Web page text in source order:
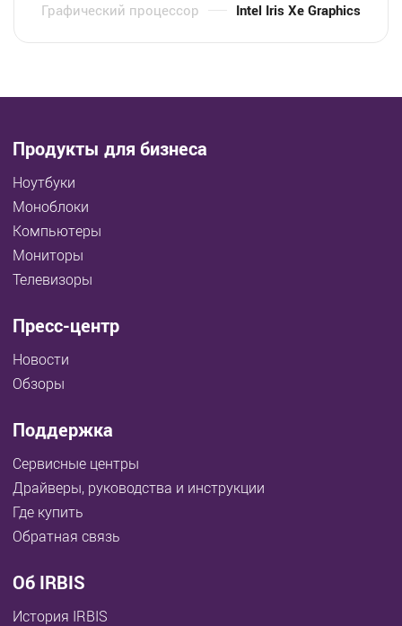
Графический процессор
Intel Iris Xe Graphics
Продукты для бизнеса
Ноутбуки
Моноблоки
Компьютеры
Мониторы
Телевизоры
Пресс-центр
Новости
Обзоры
Поддержка
Сервисные центры
Драйверы, руководства и инструкции
Где купить
Обратная связь
Об IRBIS
История IRBIS